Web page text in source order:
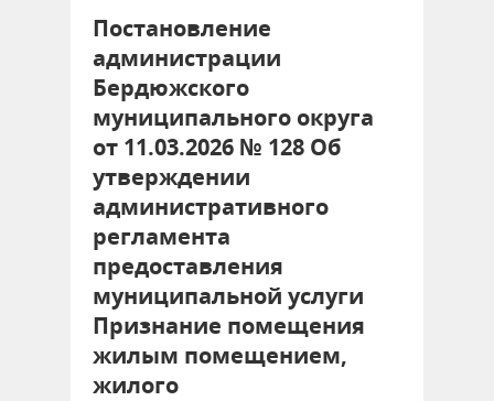
Постановление
администрации
Бердюжского
муниципального округа
от 11.03.2026 № 128 Об
утверждении
административного
регламента
предоставления
муниципальной услуги
Признание помещения
жилым помещением,
жилого